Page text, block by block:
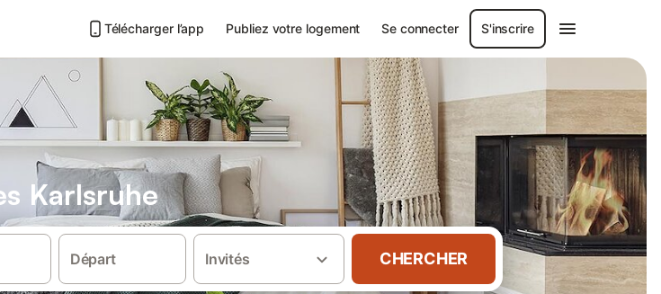
Télécharger l’app Publiez votre logement Se connecter S'inscrire
Karlsruhe
Départ Invités CHERCHER